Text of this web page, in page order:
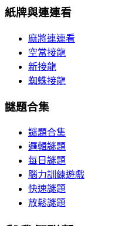
紙牌與連連看
麻將連連看
空當接龍
新接龍
蜘蛛接龍
謎題合集
謎題合集
邏輯謎題
每日謎題
腦力訓練遊戲
快速謎題
放鬆謎題